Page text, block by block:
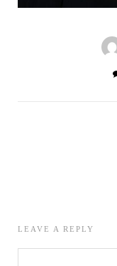
LEAVE A REPLY